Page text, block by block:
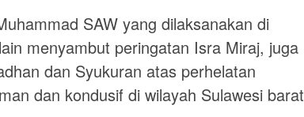
SAW yang dilaksanakan di
menyambut peringatan Isra Miraj, juga
dan Syukuran atas perhelatan
dan kondusif di wilayah Sulawesi barat